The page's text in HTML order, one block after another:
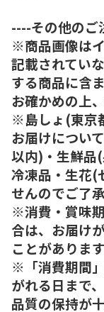
----その他のご
※商品画像は
記載されてい
する商品に含
お確かめの上
※島しょ(東京
お届けについ
以内)・生鮮品
冷凍品・生花(
せんのでご了
※消費・賞味
合は、お届け
ことがありま
※「消費期間
がれる日まで
品質の保持が